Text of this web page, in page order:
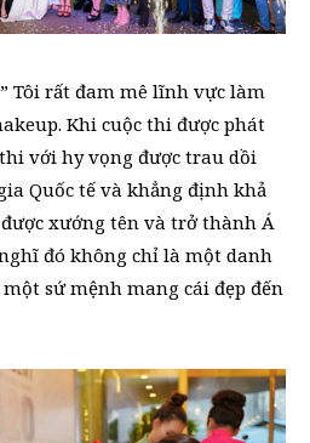
Tôi rất đam mê lĩnh vực làm
Khi cuộc thi được phát
với hy vọng được trau dồi
Quốc tế và khẳng định khả
xướng tên và trở thành Á
đó không chỉ là một danh
sứ mệnh mang cái đẹp đến